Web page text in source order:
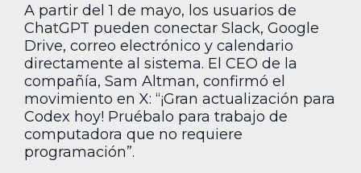
A partir del 1 de mayo, los usuarios de
ChatGPT pueden conectar Slack, Google
Drive, correo electrónico y calendario
directamente al sistema. El CEO de la
compañía, Sam Altman, confirmó el
movimiento en X: “¡Gran actualización para
Codex hoy! Pruébalo para trabajo de
computadora que no requiere
programación”.